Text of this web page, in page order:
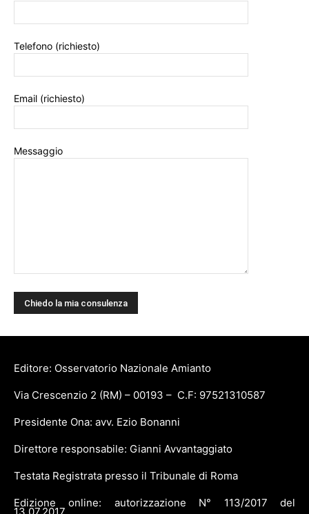
Telefono (richiesto)
Email (richiesto)
Messaggio
Editore: Osservatorio Nazionale Amianto
Via Crescenzio 2 (RM) – 00193 – C.F: 97521310587
Presidente Ona: avv. Ezio Bonanni
Direttore responsabile: Gianni Avvantaggiato
Testata Registrata presso il Tribunale di Roma
Edizione online: autorizzazione N° 113/2017 del